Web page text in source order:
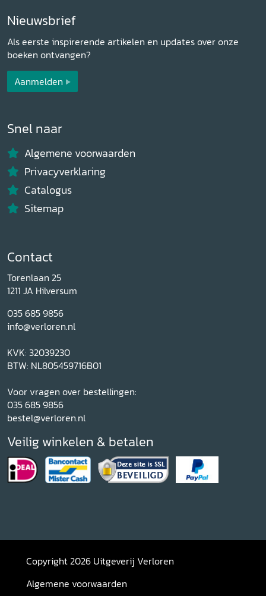
Nieuwsbrief
Als eerste inspirerende artikelen en updates over onze
boeken ontvangen?
Aanmelden
Snel naar
Algemene voorwaarden
Privacyverklaring
Catalogus
Sitemap
Contact
Torenlaan 25
1211 JA Hilversum
035 685 9856
info@verloren.nl
KVK: 32039230
BTW: NL805459716B01
Voor vragen over bestellingen:
035 685 9856
bestel@verloren.nl
Veilig winkelen & betalen
Copyright 2026 Uitgeverij Verloren
Algemene voorwaarden